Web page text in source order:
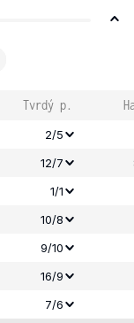
Tvrdý p.
2/5
12/7
1/1
10/8
9/10
16/9
7/6